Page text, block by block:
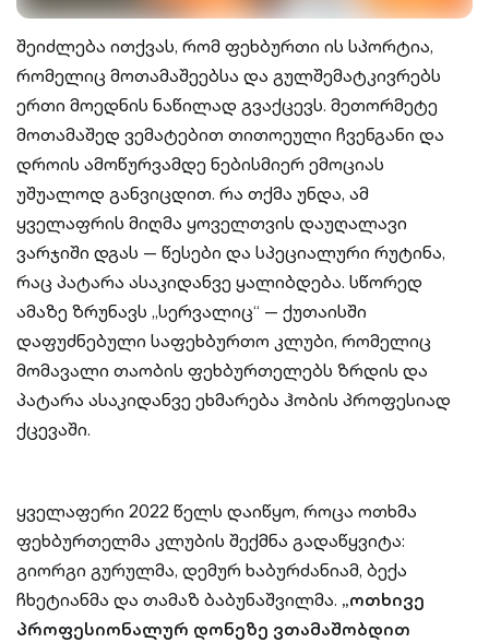
შეიძლება ითქვას, რომ ფეხბურთი ის სპორტია,
რომელიც მოთამაშეებსა და გულშემატკივრებს
ერთი მოედნის ნაწილად გვაქცევს. მეთორმეტე
მოთამაშედ ვემატებით თითოეული ჩვენგანი და
დროის ამოწურვამდე ნებისმიერ ემოციას
უშუალოდ განვიცდით. რა თქმა უნდა, ამ
ყველაფრის მიღმა ყოველთვის დაუღალავი
ვარჯიში დგას — წესები და სპეციალური რუტინა,
რაც პატარა ასაკიდანვე ყალიბდება. სწორედ
ამაზე ზრუნავს „სერვალიც“ — ქუთაისში
დაფუძნებული საფეხბურთო კლუბი, რომელიც
მომავალი თაობის ფეხბურთელებს ზრდის და
პატარა ასაკიდანვე ეხმარება ჰობის პროფესიად
ქცევაში.
ყველაფერი 2022 წელს დაიწყო, როცა ოთხმა
ფეხბურთელმა კლუბის შექმნა გადაწყვიტა:
გიორგი გურულმა, დემურ ხაბურძანიამ, ბექა
ჩხეტიანმა და თამაზ ბაბუნაშვილმა. „ოთხივე
პროფესიონალურ დონეზე ვთამაშობდით